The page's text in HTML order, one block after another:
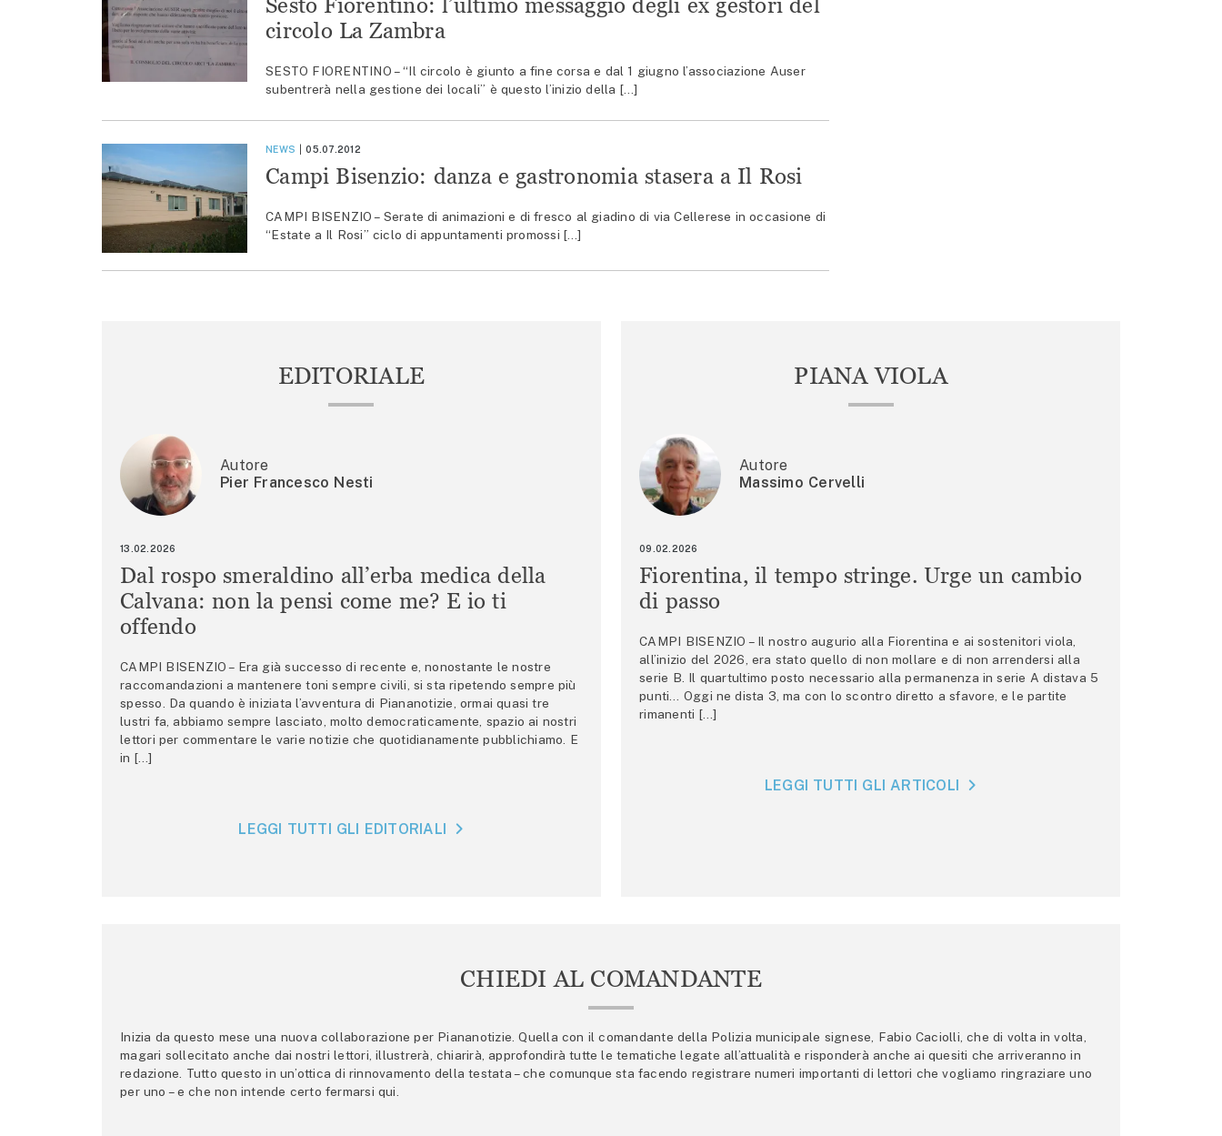
circolo La Zambra
SESTO FIORENTINO – “Il circolo è giunto a fine corsa e dal 1 giugno l’associazione Auser
subentrerà nella gestione dei locali” è questo l’inizio della […]
NEWS 05.07.2012
Campi Bisenzio: danza e gastronomia stasera a Il Rosi
CAMPI BISENZIO – Serate di animazioni e di fresco al giadino di via Cellerese in occasione di
“Estate a Il Rosi” ciclo di appuntamenti promossi […]
EDITORIALE
Autore
Pier Francesco Nesti
13.02.2026
Dal rospo smeraldino all’erba medica della
Calvana: non la pensi come me? E io ti
offendo
CAMPI BISENZIO – Era già successo di recente e, nonostante le nostre
raccomandazioni a mantenere toni sempre civili, si sta ripetendo sempre più
spesso. Da quando è iniziata l’avventura di Piananotizie, ormai quasi tre
lustri fa, abbiamo sempre lasciato, molto democraticamente, spazio ai nostri
lettori per commentare le varie notizie che quotidianamente pubblichiamo. E
in […]
LEGGI TUTTI GLI EDITORIALI
PIANA VIOLA
Autore
Massimo Cervelli
09.02.2026
Fiorentina, il tempo stringe. Urge un cambio
di passo
CAMPI BISENZIO – Il nostro augurio alla Fiorentina e ai sostenitori viola,
all’inizio del 2026, era stato quello di non mollare e di non arrendersi alla
serie B. Il quartultimo posto necessario alla permanenza in serie A distava 5
punti… Oggi ne dista 3, ma con lo scontro diretto a sfavore, e le partite
rimanenti […]
LEGGI TUTTI GLI ARTICOLI
CHIEDI AL COMANDANTE
Inizia da questo mese una nuova collaborazione per Piananotizie. Quella con il comandante della Polizia municipale signese, Fabio Caciolli, che di volta in volta,
magari sollecitato anche dai nostri lettori, illustrerà, chiarirà, approfondirà tutte le tematiche legate all’attualità e risponderà anche ai quesiti che arriveranno in
redazione. Tutto questo in un’ottica di rinnovamento della testata – che comunque sta facendo registrare numeri importanti di lettori che vogliamo ringraziare uno
per uno – e che non intende certo fermarsi qui.